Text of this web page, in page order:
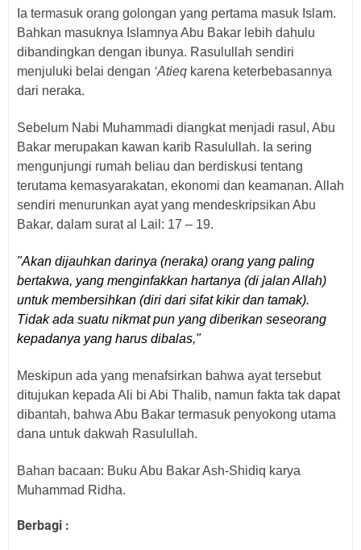
Ia termasuk orang golongan yang pertama masuk Islam.
Bahkan masuknya Islamnya Abu Bakar lebih dahulu
dibandingkan dengan ibunya. Rasulullah sendiri
menjuluki belai dengan ‘Atieq karena keterbebasannya
dari neraka.
Sebelum Nabi Muhammadi diangkat menjadi rasul, Abu
Bakar merupakan kawan karib Rasulullah. Ia sering
mengunjungi rumah beliau dan berdiskusi tentang
terutama kemasyarakatan, ekonomi dan keamanan. Allah
sendiri menurunkan ayat yang mendeskripsikan Abu
Bakar, dalam surat al Lail: 17 – 19.
"Akan dijauhkan darinya (neraka) orang yang paling
bertakwa, yang menginfakkan hartanya (di jalan Allah)
untuk membersihkan (diri dari sifat kikir dan tamak).
Tidak ada suatu nikmat pun yang diberikan seseorang
kepadanya yang harus dibalas,"
Meskipun ada yang menafsirkan bahwa ayat tersebut
ditujukan kepada Ali bi Abi Thalib, namun fakta tak dapat
dibantah, bahwa Abu Bakar termasuk penyokong utama
dana untuk dakwah Rasulullah.
Bahan bacaan: Buku Abu Bakar Ash-Shidiq karya
Muhammad Ridha.
Berbagi :